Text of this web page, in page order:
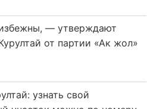
— утверждают
от партии «Ак жол»
узнать свой